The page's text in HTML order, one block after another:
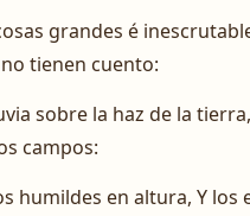
grandes é
tienen cuento:
sobre la haz de la
campos:
humildes en altura, Y los